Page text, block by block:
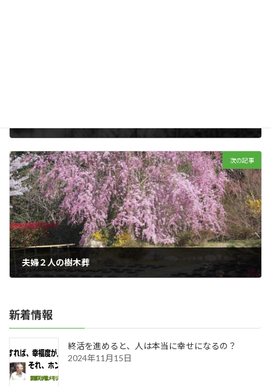
次の記事
夫婦２人の樹木葬
新着情報
終活を進めると、人は本当に幸せになるの？
2024年11月15日